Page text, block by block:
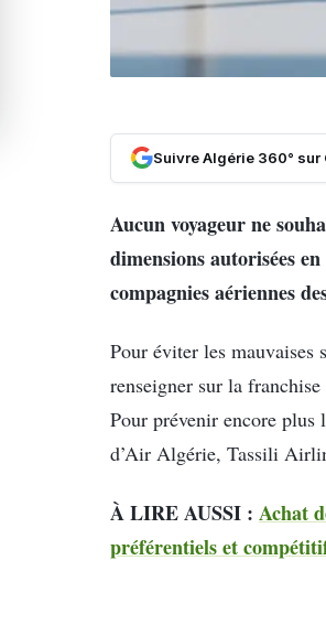
Suivre Algérie 360°
Aucun voyageur ne
dimensions autorisées
compagnies aériennes
Pour éviter les mauvaises
renseigner sur la
Pour prévenir encore plus
d’Air Algérie, Tassili
À LIRE AUSSI : Achat
préférentiels et